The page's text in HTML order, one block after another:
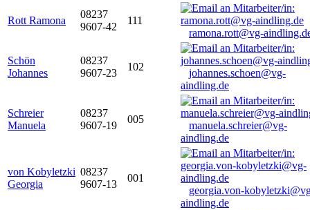
Rott Ramona
08237
9607-42
111
ramona.rott@vg-
Schön
Johannes
08237
9607-23
102
johannes.schoen@vg-
aindling.de
Schreier
Manuela
08237
9607-19
005
manuela.schreier@vg-
aindling.de
von Kobyletzki
Georgia
08237
9607-13
001
georgia.von-
aindling.de